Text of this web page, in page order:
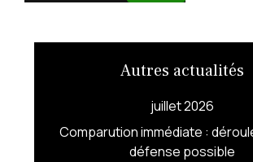
Autres actualités
juillet 2026
Comparution immédiate :
défense possible